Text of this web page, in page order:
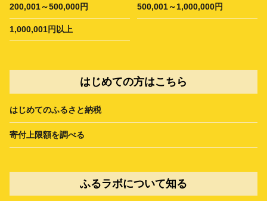
200,001～500,000円 500,001～1,000,000円
1,000,001円以上
はじめての方はこちら
はじめてのふるさと納税
寄付上限額を調べる
ふるラボについて知る